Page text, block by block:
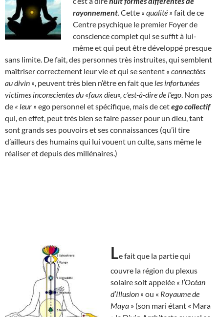
rayonnement . Cette « qualité » fait de ce
Centre psychique le premier Foyer de
conscience complet qui se suffit à lui-
même et qui peut être développé presque
sans limite. De fait, des personnes très instruites, qui semblent
maîtriser correctement leur vie et qui se sentent « connectées
au divin » , peuvent très bien n’être en fait que les infortunées
victimes inconscientes du «faux dieu», c’est-à-dire de l’ego . Non pas
de « leur » ego personnel et spécifique, mais de cetego collectif
qui, en effet, peut très bien se faire passer pour un dieu, tant
sont grands ses pouvoirs et ses connaissances (qu’il tire
d’ailleurs des humains qui lui vouent un culte, sans même le
réaliser et depuis des millénaires.)
Le fait que la partie qui
couvre la région du plexus
solaire soit appelée « l’Océan
d’Illusion » ou « Royaume de
Maya » (son mari étant « Mara